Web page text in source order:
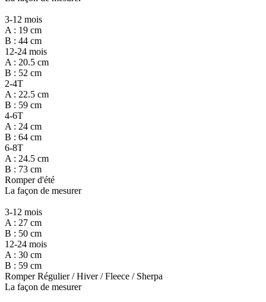
3-12 mois
A : 19 cm
B : 44 cm
12-24 mois
A : 20.5 cm
B : 52 cm
2-4T
A : 22.5 cm
B : 59 cm
4-6T
A : 24 cm
B : 64 cm
6-8T
A : 24.5 cm
B : 73 cm
Romper d'été
La façon de mesurer
3-12 mois
A : 27 cm
B : 50 cm
12-24 mois
A : 30 cm
B : 59 cm
Romper Régulier / Hiver / Fleece / Sherpa
La façon de mesurer